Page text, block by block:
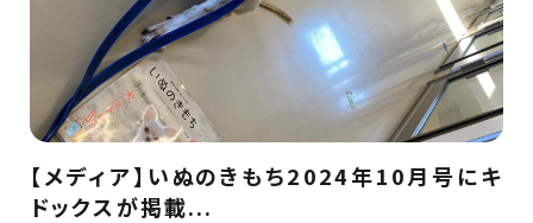
【メディア】いぬのきもち2024年10月号にキ
ドックスが掲載...